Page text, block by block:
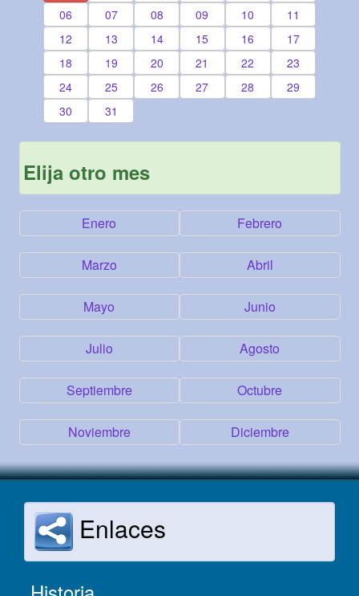
06
07 08 09 10
11
12
13 14 15 16
17
18
19 20 21 22
23
24
25 26 27 28
29
30
31
Elija otro mes
Enero Febrero
Marzo Abril
Mayo Junio
Julio Agosto
Septiembre Octubre
Noviembre Diciembre
Enlaces